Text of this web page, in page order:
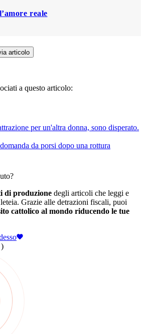
reale
articolo
a questo articolo:
per un'altra donna, sono disperato.
da porsi dopo una rottura
di produzione degli articoli che leggi e
Grazie alle detrazioni fiscali, puoi
cattolico al mondo riducendo le tue